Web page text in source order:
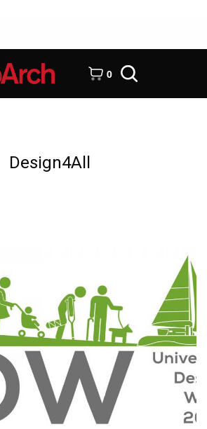
0
Design4All